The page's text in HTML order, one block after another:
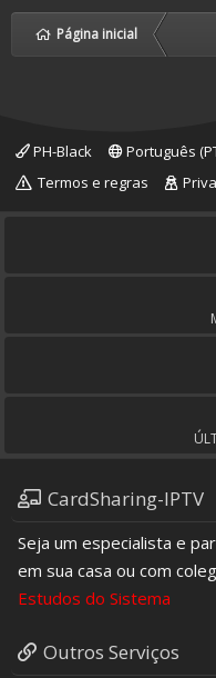
Página inicial
PH-Black
Português
Termos e regras
CardSharing-IPTV
Seja um especialista e
em sua casa ou com
Estudos do Sistema
Outros Serviços